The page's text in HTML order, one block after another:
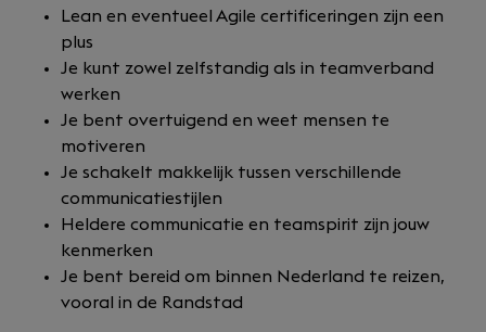
Lean en eventueel Agile certificeringen zijn een
plus
Je kunt zowel zelfstandig als in teamverband
werken
Je bent overtuigend en weet mensen te
motiveren
Je schakelt makkelijk tussen verschillende
communicatiestijlen
Heldere communicatie en teamspirit zijn jouw
kenmerken
Je bent bereid om binnen Nederland te reizen,
vooral in de Randstad